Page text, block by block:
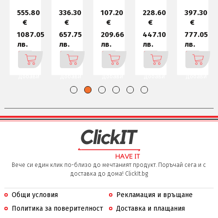
555.80
€
1087.05
лв.
336.30
€
657.75
лв.
107.20
€
209.66
лв.
228.60
€
447.10
лв.
397.30
€
777.05
лв.
Вече си един клик по-близо до мечтаният продукт. Поръчай сега и с
доставка до дома! ClickIt.bg
Общи условия
Рекламация и връщане
Политика за поверителност
Доставка и плащания